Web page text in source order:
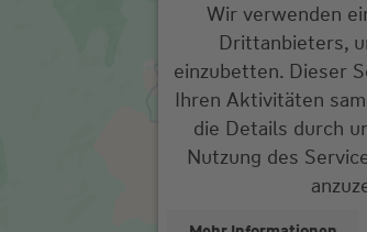
Wir verwenden
Drittanbieters,
einzubetten. Dieser
Ihren Aktivitäten
die Details durch
Nutzung des